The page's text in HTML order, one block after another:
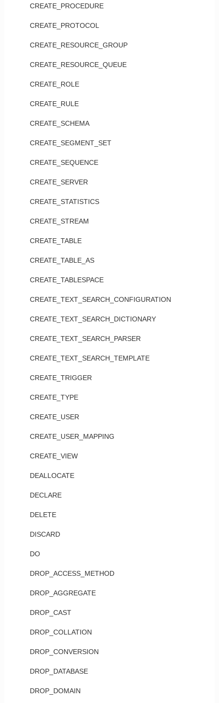
CREATE_PROCEDURE
CREATE_PROTOCOL
CREATE_RESOURCE_GROUP
CREATE_RESOURCE_QUEUE
CREATE_ROLE
CREATE_RULE
CREATE_SCHEMA
CREATE_SEGMENT_SET
CREATE_SEQUENCE
CREATE_SERVER
CREATE_STATISTICS
CREATE_STREAM
CREATE_TABLE
CREATE_TABLE_AS
CREATE_TABLESPACE
CREATE_TEXT_SEARCH_CONFIGURATION
CREATE_TEXT_SEARCH_DICTIONARY
CREATE_TEXT_SEARCH_PARSER
CREATE_TEXT_SEARCH_TEMPLATE
CREATE_TRIGGER
CREATE_TYPE
CREATE_USER
CREATE_USER_MAPPING
CREATE_VIEW
DEALLOCATE
DECLARE
DELETE
DISCARD
DO
DROP_ACCESS_METHOD
DROP_AGGREGATE
DROP_CAST
DROP_COLLATION
DROP_CONVERSION
DROP_DATABASE
DROP_DOMAIN